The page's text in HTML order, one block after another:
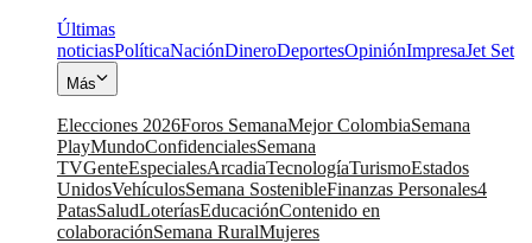
Últimas
noticiasPolíticaNaciónDineroDeportesOpiniónImpresaJet Set
Más
Elecciones 2026Foros SemanaMejor ColombiaSemana
PlayMundoConfidencialesSemana
TVGenteEspecialesArcadiaTecnologíaTurismoEstados
UnidosVehículosSemana SostenibleFinanzas Personales4
PatasSaludLoteríasEducaciónContenido en
colaboraciónSemana RuralMujeres